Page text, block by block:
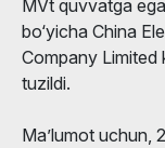
MVt quvvatga
bo‘yicha China
Company Limited
tuzildi.
Ma’lumot uchun,